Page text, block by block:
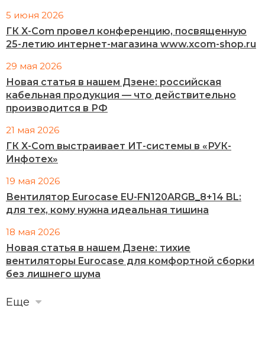
5 июня 2026
ГК X-Com провел конференцию, посвященную
25-летию интернет-магазина www.xcom-shop.ru
29 мая 2026
Новая статья в нашем Дзене: российская
кабельная продукция — что действительно
производится в РФ
21 мая 2026
ГК X-Com выстраивает ИТ-системы в «РУК-
Инфотех»
19 мая 2026
Вентилятор Eurocase EU-FN120ARGB_8+14 BL:
для тех, кому нужна идеальная тишина
18 мая 2026
Новая статья в нашем Дзене: тихие
вентиляторы Eurocase для комфортной сборки
без лишнего шума
Еще